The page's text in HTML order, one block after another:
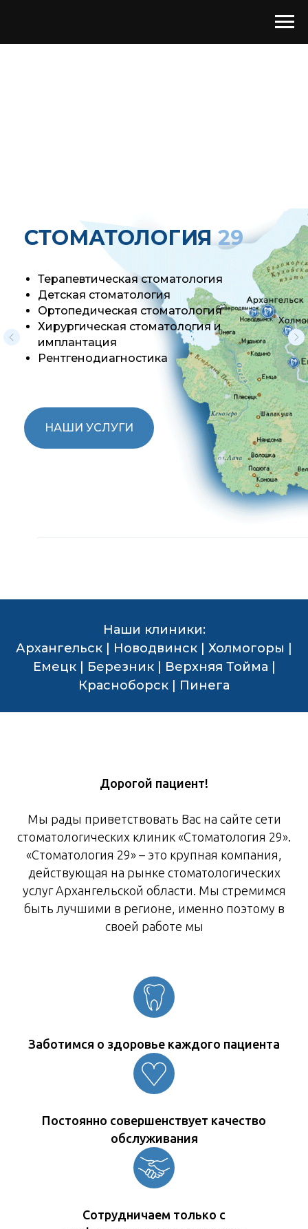
СТОМАТОЛОГИЯ 29
Терапевтическая стоматология
Детская стоматология
Ортопедическая стоматология
Хирургическая стоматология и
имплантация
Рентгенодиагностика
НАШИ УСЛУГИ
Наши клиники:
Архангельск | Новодвинск | Холмогоры |
Емецк | Березник | Верхняя Тойма |
Красноборск | Пинега
Дорогой пациент!
Мы рады приветствовать Вас на сайте сети
стоматологических клиник «Стоматология 29».
«Стоматология 29» – это крупная компания,
действующая на рынке стоматологических
услуг Архангельской области. Мы стремимся
быть лучшими в регионе, именно поэтому в
своей работе мы
Заботимся о здоровье каждого пациента
Постоянно совершенствует качество
обслуживания
Сотрудничаем только с